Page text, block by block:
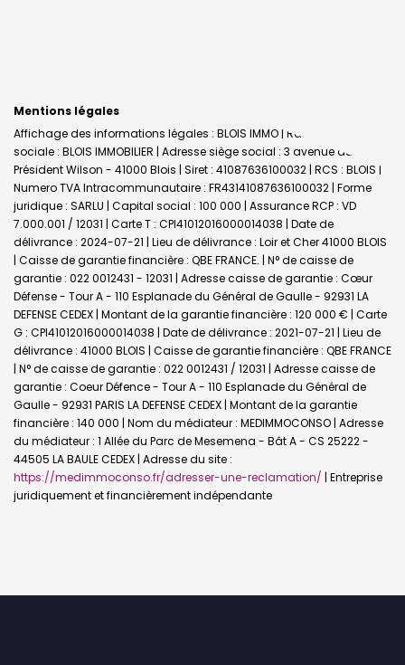
Mentions légales
Affichage des informations légales : BLOIS IMMO | Raison
sociale : BLOIS IMMOBILIER | Adresse siège social : 3 avenue du
Président Wilson - 41000 Blois | Siret : 41087636100032 | RCS : BLOIS |
Numero TVA Intracommunautaire : FR43141087636100032 | Forme
juridique : SARLU | Capital social : 100 000 | Assurance RCP : VD
7.000.001 / 12031 | Carte T : CPI41012016000014038 | Date de
délivrance : 2024-07-21 | Lieu de délivrance : Loir et Cher 41000 BLOIS
| Caisse de garantie financière : QBE FRANCE. | N° de caisse de
garantie : 022 0012431 - 12031 | Adresse caisse de garantie : Cœur
Défense - Tour A - 110 Esplanade du Général de Gaulle - 92931 LA
DEFENSE CEDEX | Montant de la garantie financière : 120 000 € | Carte
G : CPI41012016000014038 | Date de délivrance : 2021-07-21 | Lieu de
délivrance : 41000 BLOIS | Caisse de garantie financière : QBE FRANCE
| N° de caisse de garantie : 022 0012431 / 12031 | Adresse caisse de
garantie : Coeur Défence - Tour A - 110 Esplanade du Général de
Gaulle - 92931 PARIS LA DEFENSE CEDEX | Montant de la garantie
financière : 140 000 | Nom du médiateur : MEDIMMOCONSO | Adresse
du médiateur : 1 Allée du Parc de Mesemena - Bât A - CS 25222 -
44505 LA BAULE CEDEX | Adresse du site :
https://medimmoconso.fr/adresser-une-reclamation/ | Entreprise
juridiquement et financièrement indépendante